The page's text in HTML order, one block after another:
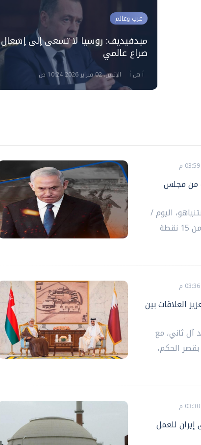
عرب وعالم
ميدفيديف: روسيا لا تسعى إلى إشعال
صراع عالمي
أ ش أ الإثنين، 02 فبراير 2026 10:24 ص
من مجلس
اليوم /
الأحد/، رفض إسرائيل للوثيقة المكونة من 15 نقطة
العلاقات بين
آل ثاني، مع
الحكم،
للعمل